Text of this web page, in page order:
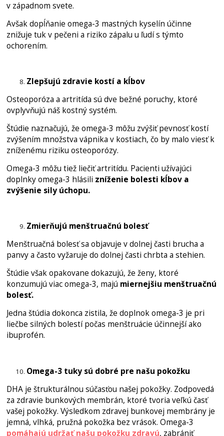
v západnom svete.
Avšak dopĺňanie omega-3 mastných kyselín účinne
znižuje tuk v pečeni a riziko zápalu u ľudí s týmto
ochorením.
Zlepšujú zdravie kostí a kĺbov
Osteoporóza a artritída sú dve bežné poruchy, ktoré
ovplyvňujú náš kostný systém.
Štúdie naznačujú, že omega-3 môžu zvýšiť pevnosť kostí
zvýšením množstva vápnika v kostiach, čo by malo viesť k
zníženému riziku osteoporózy.
Omega-3 môžu tiež liečiť artritídu. Pacienti užívajúci
doplnky omega-3 hlásili zníženie bolesti kĺbov a
zvýšenie sily úchopu.
Zmierňujú menštruačnú bolesť
Menštruačná bolesť sa objavuje v dolnej časti brucha a
panvy a často vyžaruje do dolnej časti chrbta a stehien.
Štúdie však opakovane dokazujú, že ženy, ktoré
konzumujú viac omega-3, majú miernejšiu menštruačnú
bolesť.
Jedna štúdia dokonca zistila, že doplnok omega-3 je pri
liečbe silných bolestí počas menštruácie účinnejší ako
ibuprofén.
Omega-3 tuky sú dobré pre našu pokožku
DHA je štrukturálnou súčasťou našej pokožky. Zodpovedá
za zdravie bunkových membrán, ktoré tvoria veľkú časť
vašej pokožky. Výsledkom zdravej bunkovej membrány je
jemná, vlhká, pružná pokožka bez vrások. Omega-3
pomáhajú udržať našu pokožku zdravú, zabrániť